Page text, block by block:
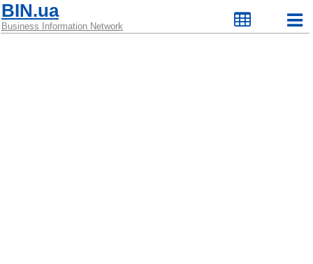
BIN.ua
Business Information Network